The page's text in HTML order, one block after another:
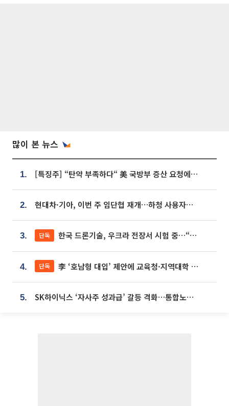
많이 본 뉴스
1. [특징주] “탄약 부족하다“ 美 국방부 증산 요청에⋯국내 방산주 급등세
2. 현대차·기아, 이번 주 임단협 재개…하청 사용자성 재심도 ‘변수’
3. 단독 한국 드론기술, 우크라 전장서 시험 중…“스타트업 여러 곳 참여”
4. 단독 李 ‘호남형 대입’ 제안에 교육청·지역대학 서·논술형 입시 연계 '착수'
5. SK하이닉스 ‘자사주 성과급’ 갈등 격화…통합노조 출범 움직임